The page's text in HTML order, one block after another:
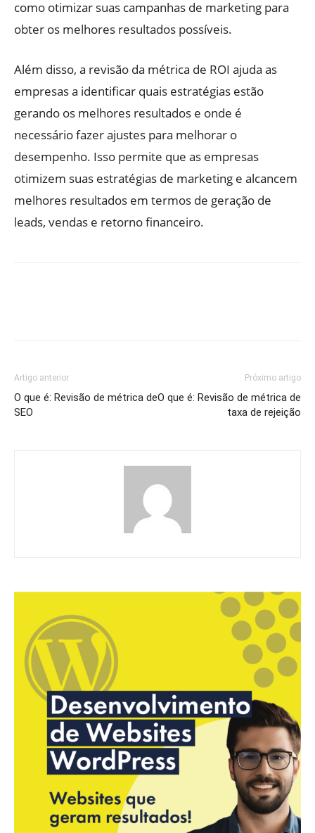
como otimizar suas campanhas de marketing para
obter os melhores resultados possíveis.
Além disso, a revisão da métrica de ROI ajuda as
empresas a identificar quais estratégias estão
gerando os melhores resultados e onde é
necessário fazer ajustes para melhorar o
desempenho. Isso permite que as empresas
otimizem suas estratégias de marketing e alcancem
melhores resultados em termos de geração de
leads, vendas e retorno financeiro.
Artigo anterior
O que é: Revisão de métrica de
SEO
Próximo artigo
O que é: Revisão de métrica de
taxa de rejeição